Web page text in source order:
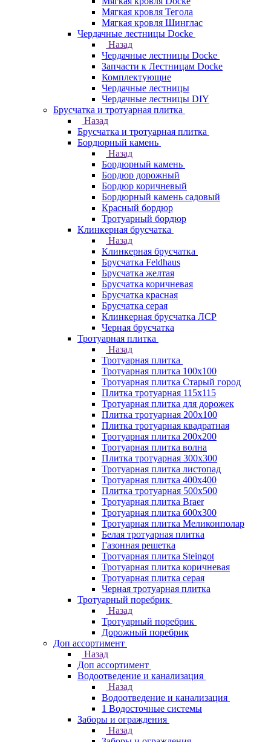
Мягкая кровля Тегола
Мягкая кровля Шинглас
Чердачные лестницы Docke
Назад
Чердачные лестницы Docke
Запчасти к Лестницам Docke
Комплектующие
Чердачные лестницы
Чердачные лестницы DIY
Брусчатка и тротуарная плитка
Назад
Брусчатка и тротуарная плитка
Бордюрный камень
Назад
Бордюрный камень
Бордюр дорожный
Бордюр коричневый
Бордюрный камень садовый
Красный бордюр
Тротуарный бордюр
Клинкерная брусчатка
Назад
Клинкерная брусчатка
Брусчатка Feldhaus
Брусчатка желтая
Брусчатка коричневая
Брусчатка красная
Брусчатка серая
Клинкерная брусчатка ЛСР
Черная брусчатка
Тротуарная плитка
Назад
Тротуарная плитка
Тротуарная плитка 100x100
Тротуарная плитка Старый город
Плитка тротуарная 115x115
Тротуарная плитка для дорожек
Плитка тротуарная 200х100
Плитка тротуарная квадратная
Тротуарная плитка 200х200
Тротуарная плитка волна
Плитка тротуарная 300х300
Тротуарная плитка листопад
Тротуарная плитка 400х400
Плитка тротуарная 500x500
Тротуарная плитка Braer
Тротуарная плитка 600х300
Тротуарная плитка Меликонполар
Белая тротуарная плитка
Газонная решетка
Тротуарная плитка Steingot
Тротуарная плитка коричневая
Тротуарная плитка серая
Черная тротуарная плитка
Тротуарный поребрик
Назад
Тротуарный поребрик
Дорожный поребрик
Доп ассортимент
Назад
Доп ассортимент
Водоотведение и канализация
Назад
Водоотведение и канализация
1 Водосточные системы
Заборы и ограждения
Назад